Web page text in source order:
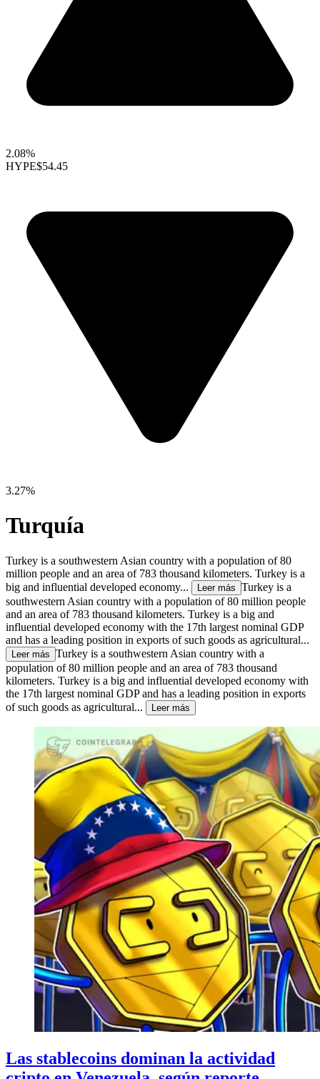
2.08%
HYPE$54.45
3.27%
Turquía
Turkey is a southwestern Asian country with a population of 80
million people and an area of 783 thousand kilometers. Turkey is a
big and influential developed economy...
Leer más Turkey is a
southwestern Asian country with a population of 80 million people
and an area of 783 thousand kilometers. Turkey is a big and
influential developed economy with the 17th largest nominal GDP
and has a leading position in exports of such goods as agricultural...
Leer más Turkey is a southwestern Asian country with a
population of 80 million people and an area of 783 thousand
kilometers. Turkey is a big and influential developed economy with
the 17th largest nominal GDP and has a leading position in exports
of such goods as agricultural...
Leer más
Las stablecoins dominan la actividad